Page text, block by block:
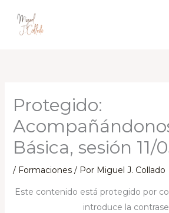
contenido
Protegido:
Básica, sesión 11/
/ Formaciones/ Por Miguel J. Collado
Este contenido está protegido por
introduce la